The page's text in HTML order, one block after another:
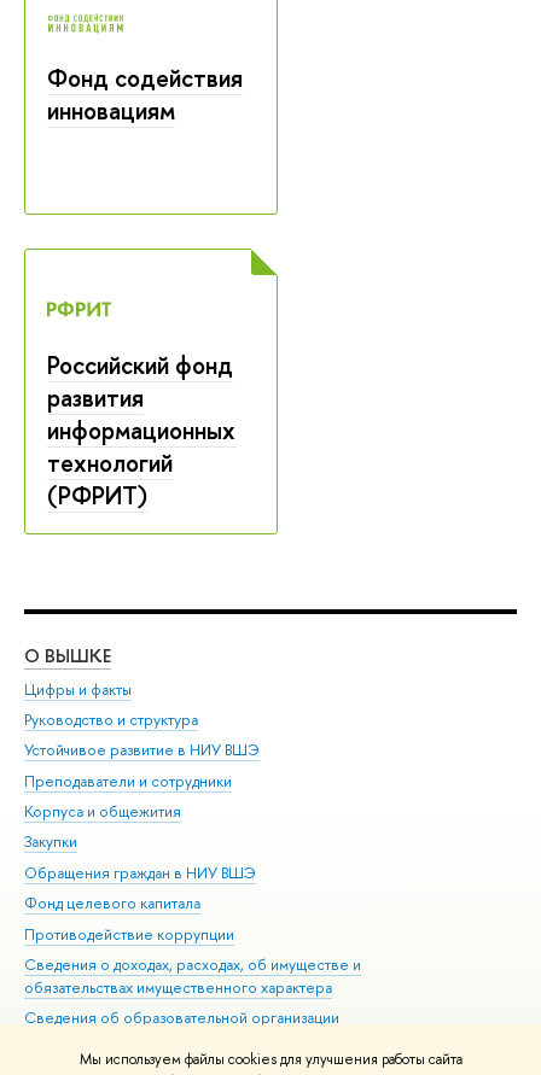
Мы используем файлы cookies для улучшения работы сайта
Фонд содействия
инновациям
Российский фонд
развития
информационных
технологий
(РФРИТ)
О ВЫШКЕ
Цифры и факты
Руководство и структура
Устойчивое развитие в НИУ ВШЭ
Преподаватели и сотрудники
Корпуса и общежития
Закупки
Обращения граждан в НИУ ВШЭ
Фонд целевого капитала
Противодействие коррупции
Сведения о доходах, расходах, об имуществе и
обязательствах имущественного характера
Сведения об образовательной организации
Людям с ограниченными возможностями здоровья